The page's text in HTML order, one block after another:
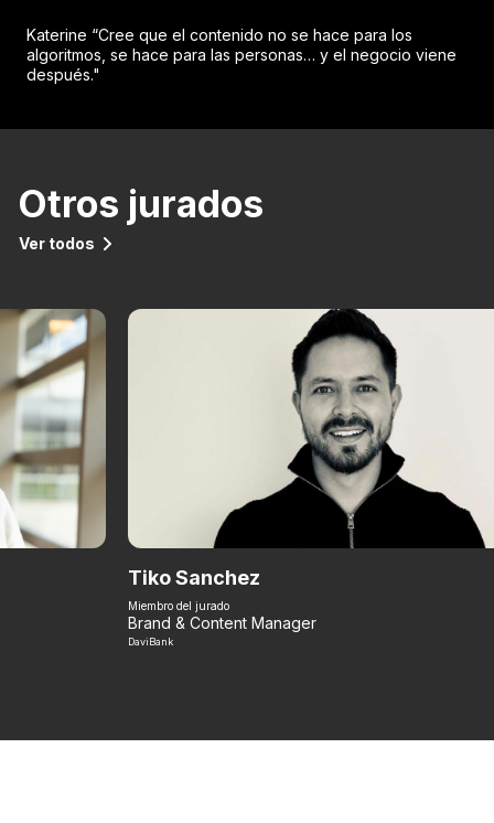
Katerine “Cree que el contenido no se hace para los
algoritmos, se hace para las personas… y el negocio viene
después."
Otros jurados
Ver todos
Tiko Sanchez
Miembro del jurado
Brand & Content Manager
DaviBank